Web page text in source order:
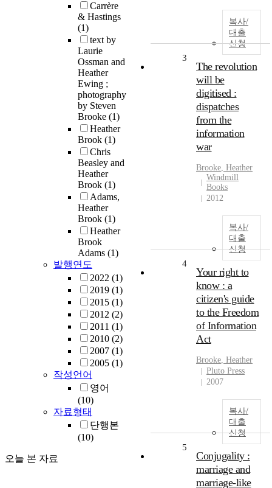
Carrère
& Hastings
(1)
text by
Laurie
Ossman and
Heather
Ewing ;
photography
by Steven
Brooke (1)
Heather
Brook (1)
Chris
Beasley and
Heather
Brook (1)
Adams,
Heather
Brook (1)
Heather
Brook
Adams (1)
발행연도
2022 (1)
2019 (1)
2015 (1)
2012 (2)
2011 (1)
2010 (2)
2007 (1)
2005 (1)
작성언어
영어
(10)
자료형태
단행본
(10)
오늘 본 자료
복사/
대출
신청
3
The revolution
will be
digitised :
dispatches
from the
information
war
Brooke, Heather
Windmill
Books
2012
복사/
대출
신청
4
Your right to
know : a
citizen's guide
to the Freedom
of Information
Act
Brooke, Heather
Pluto Press
2007
복사/
대출
신청
5
Conjugality :
marriage and
marriage-like